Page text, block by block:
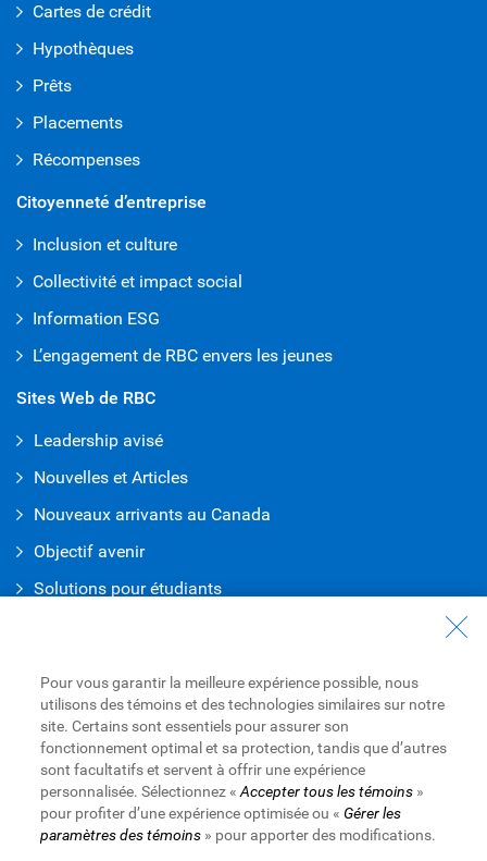
Cartes de crédit
Hypothèques
Prêts
Placements
Récompenses
Citoyenneté d’entreprise
Inclusion et culture
Collectivité et impact social
Information ESG
L’engagement de RBC envers les jeunes
Sites Web de RBC
Leadership avisé
Nouvelles et Articles
Nouveaux arrivants au Canada
Objectif avenir
Solutions pour étudiants
Nous joindre
Trouvez une succursale ou un GAB
Prendre un rendez-vous
Royal Bank of Canada Website
Pour vous garantir la meilleure expérience possible, nous
utilisons des témoins et des technologies similaires sur notre
site. Certains sont essentiels pour assurer son
fonctionnement optimal et sa protection, tandis que d’autres
sont facultatifs et servent à offrir une expérience
personnalisée. Sélectionnez « Accepter tous les témoins»
pour profiter d’une expérience optimisée ou « Gérer les
paramètres des témoins» pour apporter des modifications.